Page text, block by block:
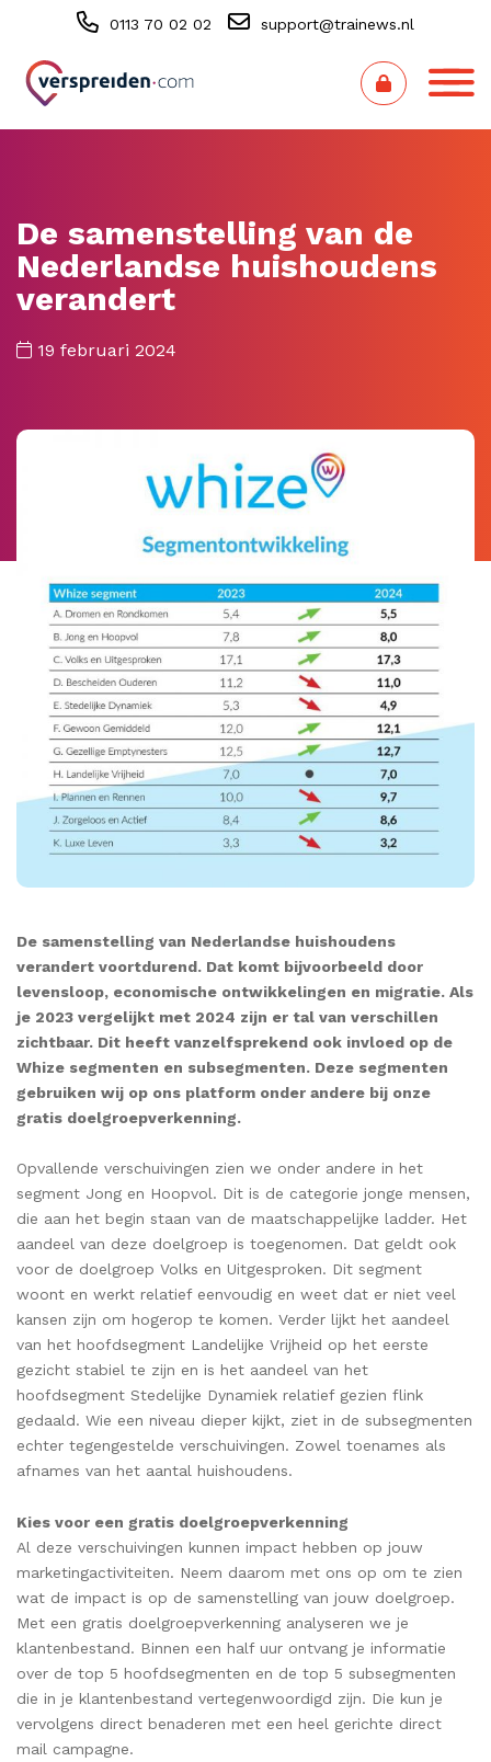
0113 70 02 02 support@trainews.nl
De samenstelling van de
Nederlandse huishoudens
verandert
19 februari 2024
De samenstelling van Nederlandse huishoudens
verandert voortdurend. Dat komt bijvoorbeeld door
levensloop, economische ontwikkelingen en migratie. Als
je 2023 vergelijkt met 2024 zijn er tal van verschillen
zichtbaar. Dit heeft vanzelfsprekend ook invloed op de
Whize segmenten en subsegmenten. Deze segmenten
gebruiken wij op ons platform onder andere bij onze
gratis doelgroepverkenning.
Opvallende verschuivingen zien we onder andere in het
segment Jong en Hoopvol. Dit is de categorie jonge mensen,
die aan het begin staan van de maatschappelijke ladder. Het
aandeel van deze doelgroep is toegenomen. Dat geldt ook
voor de doelgroep Volks en Uitgesproken. Dit segment
woont en werkt relatief eenvoudig en weet dat er niet veel
kansen zijn om hogerop te komen. Verder lijkt het aandeel
van het hoofdsegment Landelijke Vrijheid op het eerste
gezicht stabiel te zijn en is het aandeel van het
hoofdsegment Stedelijke Dynamiek relatief gezien flink
gedaald. Wie een niveau dieper kijkt, ziet in de subsegmenten
echter tegengestelde verschuivingen. Zowel toenames als
afnames van het aantal huishoudens.
Kies voor een gratis doelgroepverkenning
Al deze verschuivingen kunnen impact hebben op jouw
marketingactiviteiten. Neem daarom met ons op om te zien
wat de impact is op de samenstelling van jouw doelgroep.
Met een gratis doelgroepverkenning analyseren we je
klantenbestand. Binnen een half uur ontvang je informatie
over de top 5 hoofdsegmenten en de top 5 subsegmenten
die in je klantenbestand vertegenwoordigd zijn. Die kun je
vervolgens direct benaderen met een heel gerichte direct
mail campagne.